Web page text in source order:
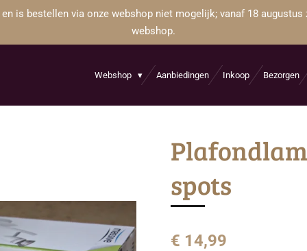
is bestellen via onze webshop niet mogelijk; vanaf 18
webshop.
Webshop Aanbiedingen Inkoop Bezorgen
spots
€ 14,99